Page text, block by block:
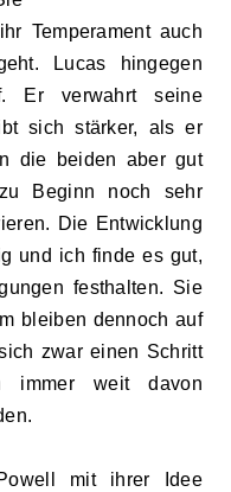
Temperament auch
Lucas hingegen
Er verwahrt seine
sich stärker, als er
die beiden aber gut
Beginn noch sehr
Die Entwicklung
und ich finde es gut,
festhalten. Sie
bleiben dennoch auf
zwar einen Schritt
immer weit davon
mit ihrer Idee